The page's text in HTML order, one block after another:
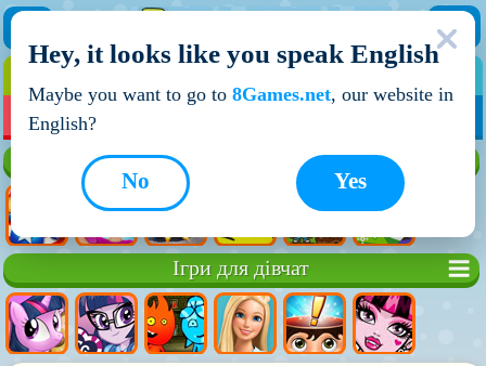
НОВІ ІГРИ
Ігри для дівчат
Hey, it looks like you speak English
Maybe you want to go to 8Games.net, our website in
English?
Yes
No